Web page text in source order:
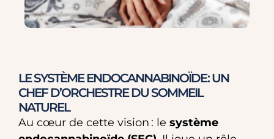
LE SYSTÈME ENDOCANNABINOÏDE : UN
CHEF D’ORCHESTRE DU SOMMEIL
NATUREL
Au cœur de cette vision : le système